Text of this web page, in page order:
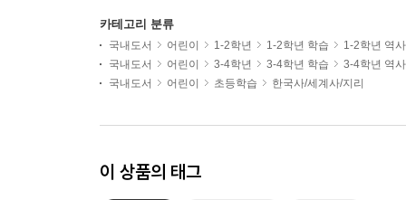
카테고리 분류
국내도서 어린이 1-2학년 1-2학년 학습
1-2학년 역
국내도서
어린이 3-4학년 3-4학년 학습
3-4학년 역
국내도서
어린이 초등학습 한국사/세계사/지리
이 상품의 태그